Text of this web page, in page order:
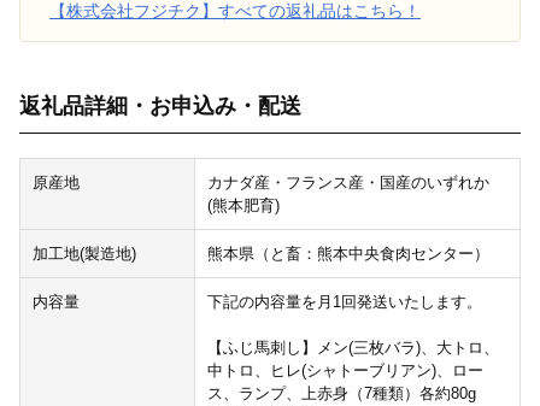
【株式会社フジチク】すべての返礼品はこちら！
返礼品詳細・お申込み・配送
原産地
カナダ産・フランス産・国産のいずれか
(熊本肥育)
加工地(製造地) 熊本県（と畜：熊本中央食肉センター）
内容量 下記の内容量を月1回発送いたします。
【ふじ馬刺し】メン(三枚バラ)、大トロ、
中トロ、ヒレ(シャトーブリアン)、ロー
ス、ランプ、上赤身（7種類）各約80g